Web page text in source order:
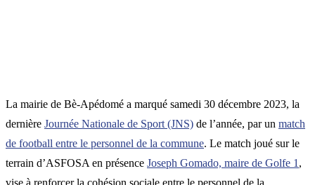
La mairie de Bè-Apédomé a marqué samedi 30 décembre 2023, la
dernière Journée Nationale de Sport (JNS) de l’année, par un match
de football entre le personnel de la commune. Le match joué sur le
terrain d’ASFOSA en présence Joseph Gomado, maire de Golfe 1 ,
vise à renforcer la cohésion sociale entre le personnel de la